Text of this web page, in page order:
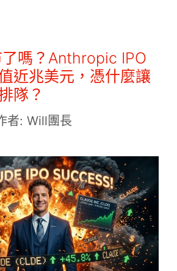
嗎？Anthropic IPO
近兆美元，憑什麼讓
隊？
者: Will團長